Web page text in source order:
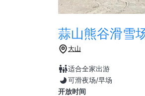
蒜山熊谷滑雪
大山
适合全家出游
可滑夜场/早场
开放时间